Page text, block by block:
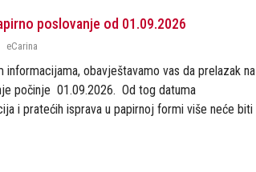
poslovanje od 01.09.2026
eCarina
informacijama, obavještavamo vas da prelazak na
počinje 01.09.2026. Od tog datuma
i pratećih isprava u papirnoj formi više neće biti